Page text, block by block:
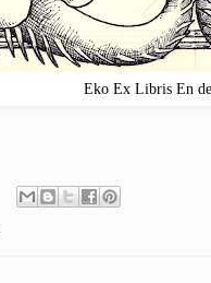
Eko Ex Libris En